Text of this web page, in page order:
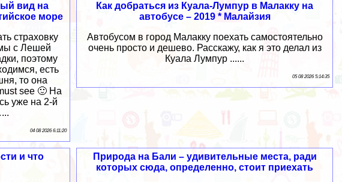
Как добраться из Куала-Лумпур в Малакку на
автобусе – 2019 * Малайзия
Автобусом в город Малакку поехать самостоятельно
очень просто и дешево. Расскажу, как я это делал из
Куала Лумпур ......
05 08 2026 5:14:35
вид на
море
страховку
с Лешей
поэтому
есть
то она
see 🙂 На
уже на 2-й
04 08 2026 6:11:20
Природа на Бали – удивительные места, ради
которых сюда, определенно, стоит приехать
и что